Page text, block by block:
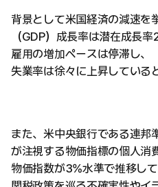
背景として米国経済の減速を
（GDP）成長率は潜在成長
雇用の増加ペースは停滞し、
失業率は徐々に上昇している
また、米中央銀行である連邦
が注視する物価指標の個人消
物価指数が3%水準で推移し